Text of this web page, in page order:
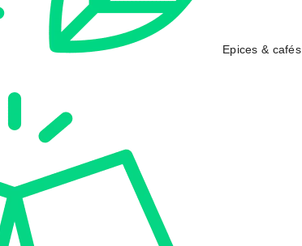
Epices & cafés